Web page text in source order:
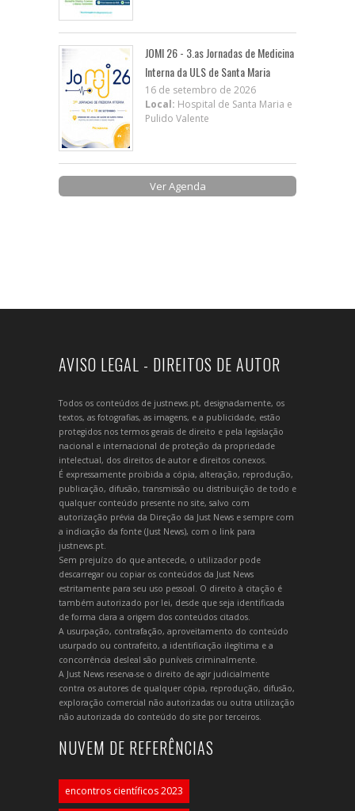
JOMI 26 - 3.as Jornadas de Medicina
Interna da ULS de Santa Maria
16 de setembro de 2026
Local: Hospital de Santa Maria e
Pulido Valente
Ver Agenda
AVISO LEGAL - DIREITOS DE AUTOR
Todos os conteúdos de justnews.pt, designadamente, os
textos, as fotografias, as imagens, e a publicidade, estão
protegidos nos termos gerais de direito e pela legislação
nacional e internacional de proteção da propriedade
intelectual, dos direitos de autor e direitos conexos.
É expressamente proibida a cópia, alteração, reprodução,
publicação, difusão, transmissão ou distribuição de todo e
qualquer conteúdo presente no site, salvo com
autorização prévia da Direção da Just News e sempre com
a indicação da fonte (Just News), com o link para
justnews.pt.
Sem prejuízo do que antecede, o utilizador pode
descarregar ou copiar os conteúdos da Just News
estritamente para seu uso pessoal. O direito à citação é
também autorizado por lei, desde que seja identificada
de forma clara a origem dos conteúdos citados.
A usurpação, contrafação, aproveitamento do conteúdo
usurpado ou contrafeito, a identificação ilegítima e a
concorrência desleal são puníveis criminalmente.
A Just News reserva-se o direito de agir judicialmente
contra os autores de qualquer cópia, reprodução, difusão,
exploração comercial não autorizadas ou outra utilização
não autorizada do conteúdo do site por terceiros.
NUVEM DE REFERÊNCIAS
encontros científicos 2023